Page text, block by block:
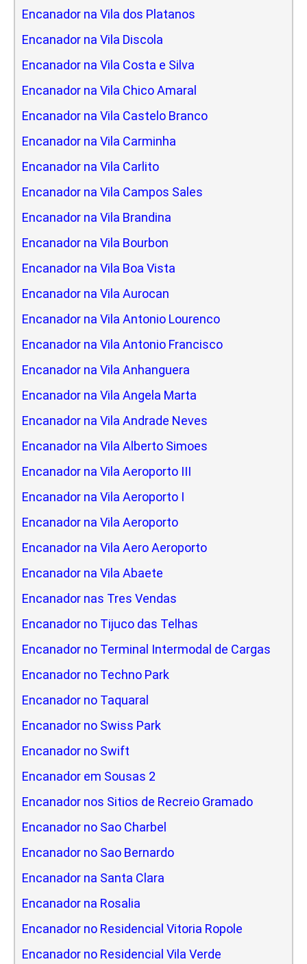
Encanador na Vila dos Platanos
Encanador na Vila Discola
Encanador na Vila Costa e Silva
Encanador na Vila Chico Amaral
Encanador na Vila Castelo Branco
Encanador na Vila Carminha
Encanador na Vila Carlito
Encanador na Vila Campos Sales
Encanador na Vila Brandina
Encanador na Vila Bourbon
Encanador na Vila Boa Vista
Encanador na Vila Aurocan
Encanador na Vila Antonio Lourenco
Encanador na Vila Antonio Francisco
Encanador na Vila Anhanguera
Encanador na Vila Angela Marta
Encanador na Vila Andrade Neves
Encanador na Vila Alberto Simoes
Encanador na Vila Aeroporto III
Encanador na Vila Aeroporto I
Encanador na Vila Aeroporto
Encanador na Vila Aero Aeroporto
Encanador na Vila Abaete
Encanador nas Tres Vendas
Encanador no Tijuco das Telhas
Encanador no Terminal Intermodal de Cargas
Encanador no Techno Park
Encanador no Taquaral
Encanador no Swiss Park
Encanador no Swift
Encanador em Sousas 2
Encanador nos Sitios de Recreio Gramado
Encanador no Sao Charbel
Encanador no Sao Bernardo
Encanador na Santa Clara
Encanador na Rosalia
Encanador no Residencial Vitoria Ropole
Encanador no Residencial Vila Verde